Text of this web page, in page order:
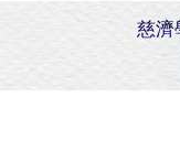
慈濟